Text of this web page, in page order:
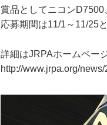
賞品としてニコンD7500
応募期間は11/1～11/25
詳細はJRPAホームペー
http://www.jrpa.org/